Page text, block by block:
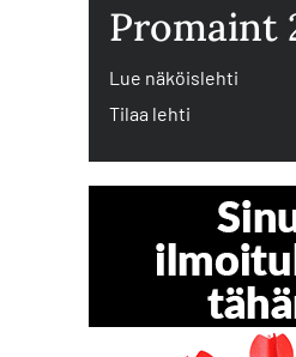
Promaint
Lue näköislehti
Tilaa lehti